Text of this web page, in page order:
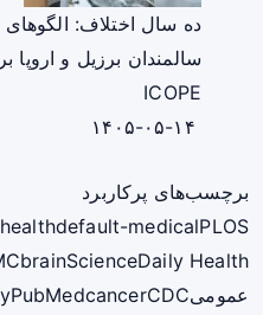
ده سال اختلاف:
ICOPE
برچسب‌های پرکاربرد
default-medicalPLOS
brainScienceDaily Health
عمومی
PubMedcancerCDC